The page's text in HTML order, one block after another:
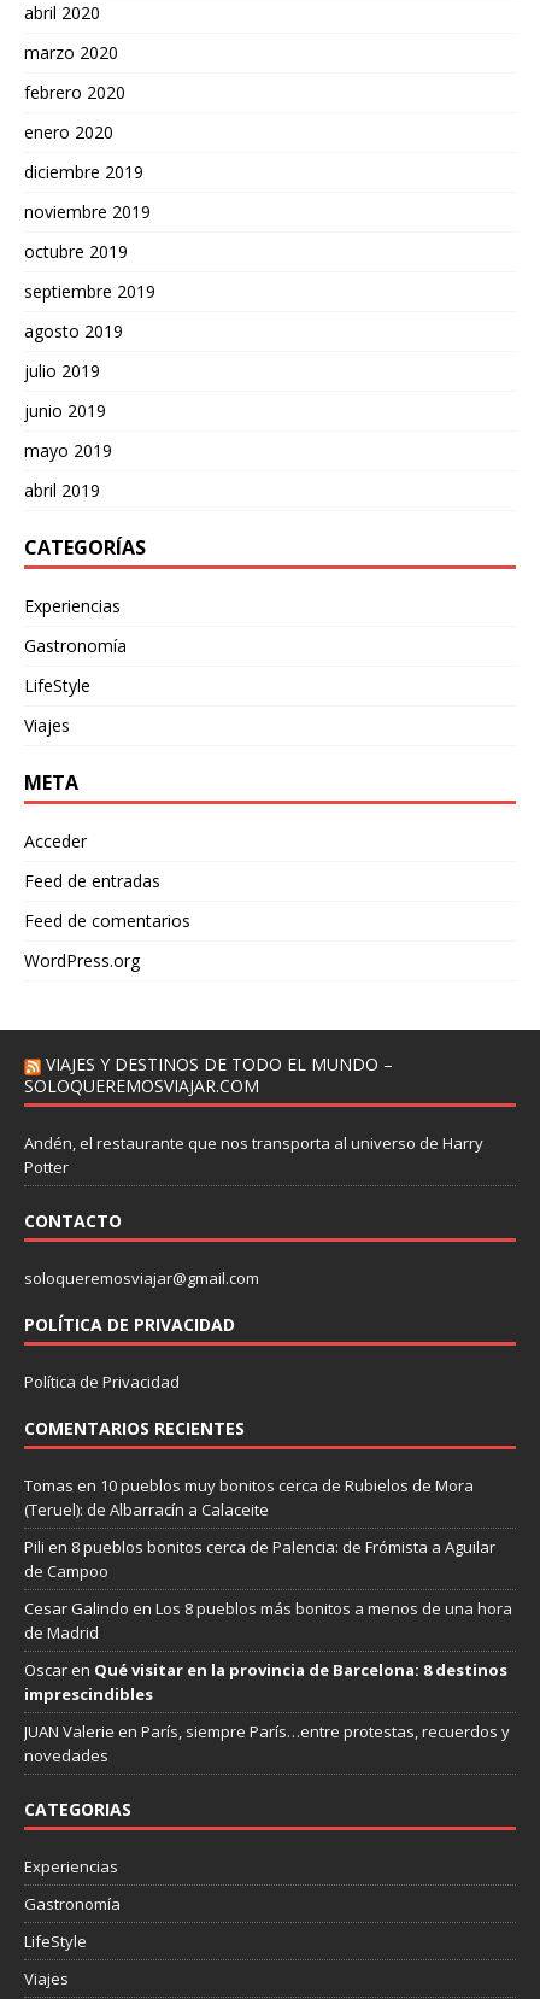
abril 2020
marzo 2020
febrero 2020
enero 2020
diciembre 2019
noviembre 2019
octubre 2019
septiembre 2019
agosto 2019
julio 2019
junio 2019
mayo 2019
abril 2019
CATEGORÍAS
Experiencias
Gastronomía
LifeStyle
Viajes
META
Acceder
Feed de entradas
Feed de comentarios
WordPress.org
VIAJES Y DESTINOS DE TODO EL MUNDO –
SOLOQUEREMOSVIAJAR.COM
Andén, el restaurante que nos transporta al universo de Harry
Potter
CONTACTO
soloqueremosviajar@gmail.com
POLÍTICA DE PRIVACIDAD
Política de Privacidad
COMENTARIOS RECIENTES
Tomas en 10 pueblos muy bonitos cerca de Rubielos de Mora
(Teruel): de Albarracín a Calaceite
Pili en 8 pueblos bonitos cerca de Palencia: de Frómista a Aguilar
de Campoo
Cesar Galindo en Los 8 pueblos más bonitos a menos de una hora
de Madrid
Oscaren Qué visitar en la provincia de Barcelona: 8 destinos
imprescindibles
JUAN Valerie en París, siempre París…entre protestas, recuerdos y
novedades
CATEGORIAS
Experiencias
Gastronomía
LifeStyle
Viajes